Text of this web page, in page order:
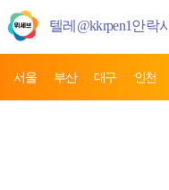
서울 부산 대구 인천